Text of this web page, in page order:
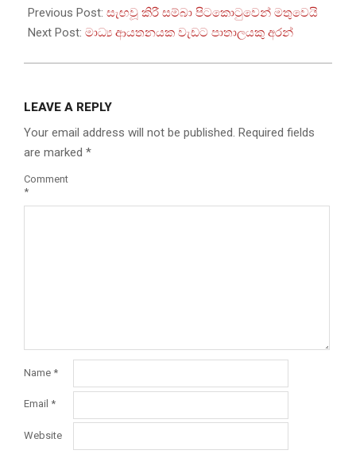
02-
17
Previous Post: සැඟවූ කිරී සම්බා පිටකොටුවෙන් මතුවෙයි
Next Post: මාධ්‍ය ආයතනයක වැඩට පාතාලයකු අරන්
LEAVE A REPLY
Your email address will not be published. Required fields
are marked *
Comment
*
Name *
Email *
Website